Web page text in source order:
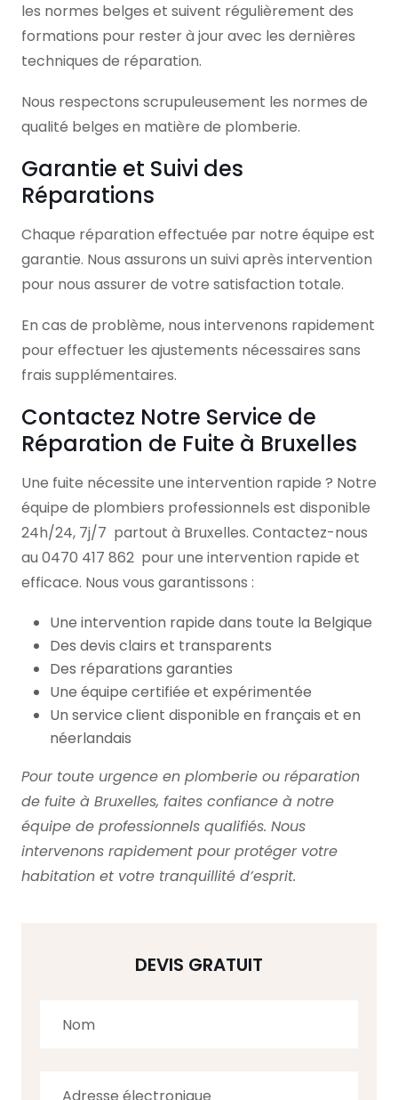
les normes belges et suivent régulièrement des
formations pour rester à jour avec les dernières
techniques de réparation.
Nous respectons scrupuleusement les normes de
qualité belges en matière de plomberie.
Garantie et Suivi des
Réparations
Chaque réparation effectuée par notre équipe est
garantie. Nous assurons un suivi après intervention
pour nous assurer de votre satisfaction totale.
En cas de problème, nous intervenons rapidement
pour effectuer les ajustements nécessaires sans
frais supplémentaires.
Contactez Notre Service de
Réparation de Fuite à Bruxelles
Une fuite nécessite une intervention rapide ? Notre
équipe de plombiers professionnels est disponible
24h/24, 7j/7 partout à Bruxelles. Contactez-nous
au 0470 417 862 pour une intervention rapide et
efficace. Nous vous garantissons :
Une intervention rapide dans toute la Belgique
Des devis clairs et transparents
Des réparations garanties
Une équipe certifiée et expérimentée
Un service client disponible en français et en
néerlandais
Pour toute urgence en plomberie ou réparation
de fuite à Bruxelles, faites confiance à notre
équipe de professionnels qualifiés. Nous
intervenons rapidement pour protéger votre
habitation et votre tranquillité d’esprit.
DEVIS GRATUIT